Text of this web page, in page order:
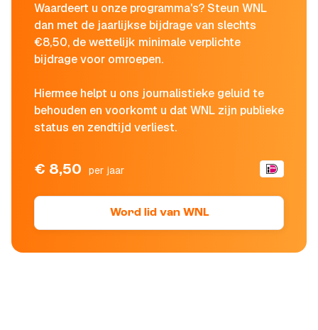
Waardeert u onze programma's? Steun WNL
dan met de jaarlijkse bijdrage van slechts
€8,50, de wettelijk minimale verplichte
bijdrage voor omroepen.
Hiermee helpt u ons journalistieke geluid te
behouden en voorkomt u dat WNL zijn publieke
status en zendtijd verliest.
€ 8,50 per jaar
Word lid van WNL